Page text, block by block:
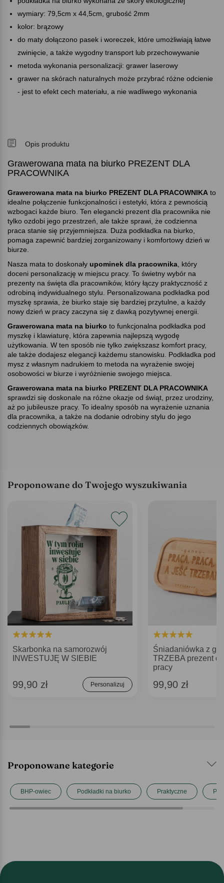
wymiary: 79,5cm x 44,5cm, grubość 2mm
kolor: brązowy
do maty dołączono pasek i woreczek, które umożliwiają łatwe
zwinięcie, a także wygodny transport lub przechowywanie
metoda wykonania personalizacji: grawer laserowy
grawer na skórach naturalnych może przybrać różne odcienie
- jest to efekt cech materiału, a nie wadliwego wykonania
Opis produktu
Grawerowana mata na biurko PREZENT DLA
PRACOWNIKA
Grawerowana mata na biurko PREZENT DLA PRACOWNIKA to
idealne połączenie funkcjonalności i estetyki, która z pewnością
wzbogaci każde biuro. Ten elegancki prezent dla pracownika nie
tylko ozdobi jego przestrzeń, ale także sprawi, że codzienna
praca stanie się przyjemniejsza. Duża podkładka na biurko,
pomaga zapewnić bardziej zorganizowany i komfortowy dzień w
biurze.
Nasza mata to doskonały upominek dla pracownika , który
doceni personalizację w miejscu pracy. To świetny wybór na
prezenty na święta dla pracowników, który łączy praktyczność z
odrobiną indywidualnego stylu. Personalizowana podkładka pod
myszkę sprawia, że biurko staje się bardziej przytulne, a każdy
nowy dzień w pracy zaczyna się z dawką pozytywnej energii.
Grawerowana mata na biurko to funkcjonalna podkładka pod
myszkę i klawiaturę, która zapewnia najlepszą wygodę
użytkowania. W ten sposób nie tylko zwiększasz komfort pracy,
ale także dodajesz elegancji każdemu stanowisku. Podkładka pod
mysz z własnym nadrukiem to metoda na wyrażenie swojej
osobowości w biurze i wyróżnienie swojego miejsca.
Grawerowana mata na biurko PREZENT DLA PRACOWNIKA
sprawdzi się doskonale na różne okazje od świąt, przez urodziny,
aż po jubileusze pracy. To idealny sposób na wyrażenie uznania
dla pracownika, a także na dodanie odrobiny stylu do jego
codziennych obowiązków.
Proponowane do Twojego wyszukiwania
Skarbonka na samorozwój
INWESTUJĘ W SIEBIE
99,90 zł Personalizuj
Śniadaniówka z
TRZEBA prezent
pracy
99,90 zł
Proponowane kategorie
BHP-owiec Podkładki na biurko Praktyczne